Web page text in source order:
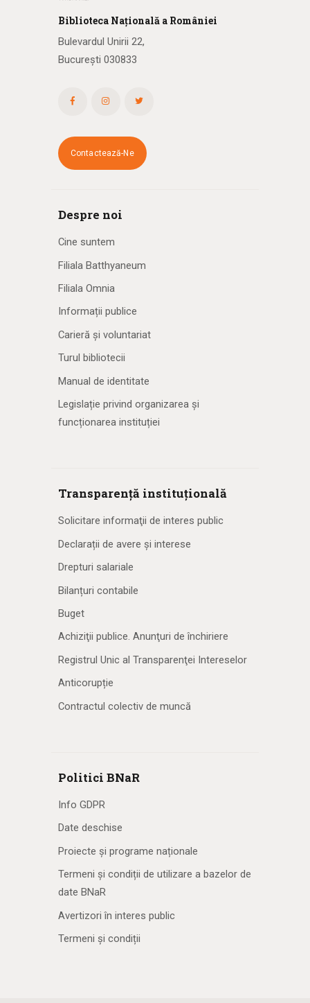
Biblioteca Națională a României
Bulevardul Unirii 22,
București 030833
Contactează-Ne
Despre noi
Cine suntem
Filiala Batthyaneum
Filiala Omnia
Informații publice
Carieră și voluntariat
Turul bibliotecii
Manual de identitate
Legislație privind organizarea și
funcționarea instituției
Transparență instituțională
Solicitare informaţii de interes public
Declarații de avere și interese
Drepturi salariale
Bilanțuri contabile
Buget
Achiziţii publice. Anunţuri de închiriere
Registrul Unic al Transparenţei Intereselor
Anticorupție
Contractul colectiv de muncă
Politici BNaR
Info GDPR
Date deschise
Proiecte și programe naționale
Termeni și condiții de utilizare a bazelor de
date BNaR
Avertizori în interes public
Termeni și condiții